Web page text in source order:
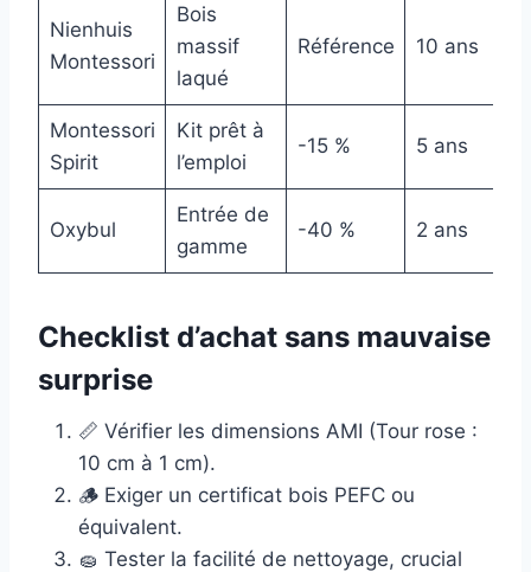
Nienhuis
Montessori
Bois
massif
laqué
Référence 10 ans
Montessori
Spirit
Kit prêt à
l’emploi
-15 % 5 ans
Oxybul
Entrée de
gamme
-40 % 2 ans
Checklist d’achat sans mauvaise
surprise
📏 Vérifier les dimensions AMI (Tour rose :
10 cm à 1 cm).
🪵 Exiger un certificat bois PEFC ou
équivalent.
🧽 Tester la facilité de nettoyage, crucial